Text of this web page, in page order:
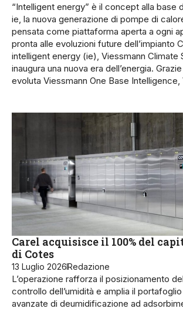
“Intelligent energy” è il concept alla base
ie, la nuova generazione di pompe di
pensata come piattaforma aperta a ogni
pronta alle evoluzioni future dell’impianto
intelligent energy (ie), Viessmann Climate
inaugura una nuova era dell’energia.
evoluta Viessmann One Base
Carel acquisisce il 100% del
di Cotes
13 Luglio 2026Redazione
L’operazione rafforza il posizionamento
controllo dell’umidità e amplia il
avanzate di deumidificazione ad